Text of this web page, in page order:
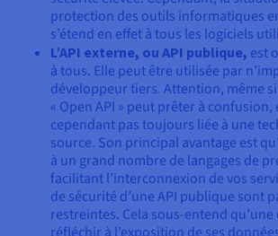
protection des outils informatiques
s’étend en effet à tous les logiciels
L’API externe, ou API publique, est
à tous. Elle peut être utilisée par
développeur tiers. Attention, même
« Open API » peut prêter à confusion,
cependant pas toujours liée à une
source. Son principal avantage est
à un grand nombre de langages de
facilitant l’interconnexion de vos
de sécurité d’une API publique sont
restreintes. Cela sous-entend